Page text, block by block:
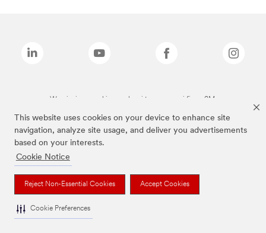
This website uses cookies on your device to enhance site
navigation, analyze site usage, and deliver you advertisements
based on your interests.
Cookie Notice
Reject Non-Essential Cookies Accept Cookies
Cookie Preferences
Wymienione marki są znakami towarowymi firmy 3M.